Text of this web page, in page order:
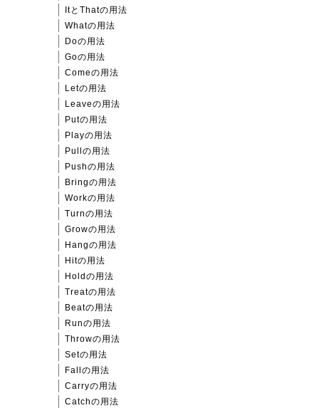
ItとThatの用法
Whatの用法
Doの用法
Goの用法
Comeの用法
Letの用法
Leaveの用法
Putの用法
Playの用法
Pullの用法
Pushの用法
Bringの用法
Workの用法
Turnの用法
Growの用法
Hangの用法
Hitの用法
Holdの用法
Treatの用法
Beatの用法
Runの用法
Throwの用法
Setの用法
Fallの用法
Carryの用法
Catchの用法